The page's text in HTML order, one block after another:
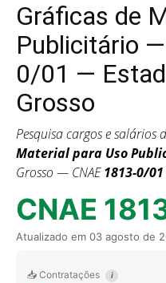
Gráficas de
Publicitário
0/01 —
Grosso
Pesquisa cargos e salários
Material para Uso
Grosso — CNAE1813-0/01
CNAE
Atualizado em 03 agosto de
📥 Contratações i